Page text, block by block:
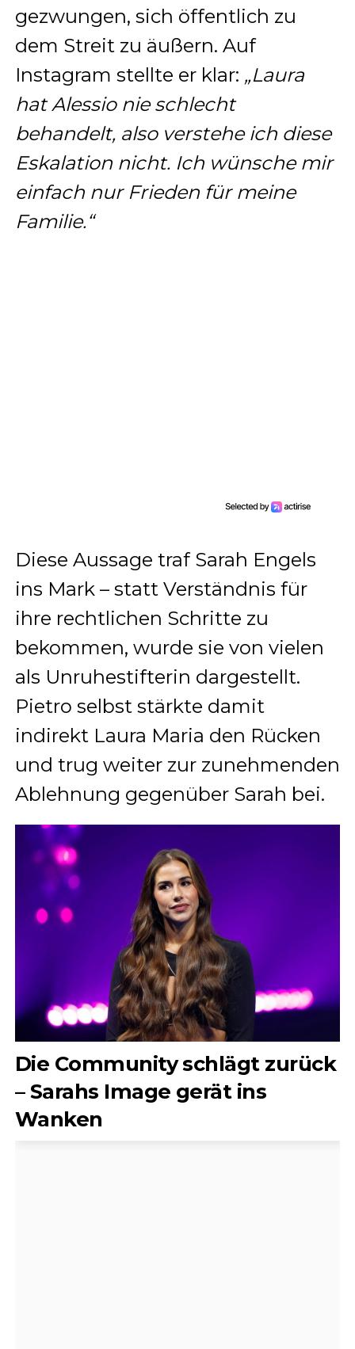
gezwungen, sich öffentlich zu
dem Streit zu äußern. Auf
Instagram stellte er klar: „Laura
hat Alessio nie schlecht
behandelt, also verstehe ich diese
Eskalation nicht. Ich wünsche mir
einfach nur Frieden für meine
Familie.“
Diese Aussage traf Sarah Engels
ins Mark – statt Verständnis für
ihre rechtlichen Schritte zu
bekommen, wurde sie von vielen
als Unruhestifterin dargestellt.
Pietro selbst stärkte damit
indirekt Laura Maria den Rücken
und trug weiter zur zunehmenden
Ablehnung gegenüber Sarah bei.
Die Community schlägt zurück
– Sarahs Image gerät ins
Wanken